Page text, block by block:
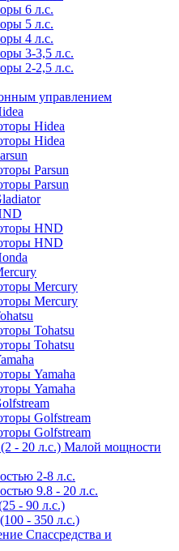
6 л.с.
5 л.с.
4 л.с.
3-3,5 л.с.
2-2,5 л.с.
управлением
Hidea
Hidea
Parsun
Parsun
HND
HND
Mercury
Mercury
Tohatsu
Tohatsu
Yamaha
Yamaha
Golfstream
Golfstream
Малой мощности
2-8 л.с.
9.8 - 20 л.с.
- 90 л.с.)
- 350 л.с.)
Спассредства и